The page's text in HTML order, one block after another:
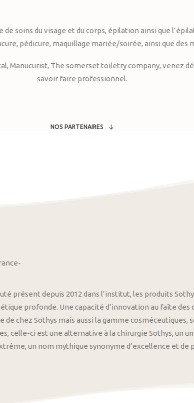
de soins du visage et du corps, épilation ainsi que
pédicure, maquillage mariée/soirée, ainsi que des
Manucurist, The somerset toiletry company, venez
savoir faire professionnel.
NOS PARTENAIRES
présent depuis 2012 dans l’institut, les produits
profonde. Une capacité d’innovation au faîte
de chez Sothys mais aussi la gamme
celle-ci est une alternative à la chirurgie Sothys, un
un nom mythique synonyme d’excellence et de